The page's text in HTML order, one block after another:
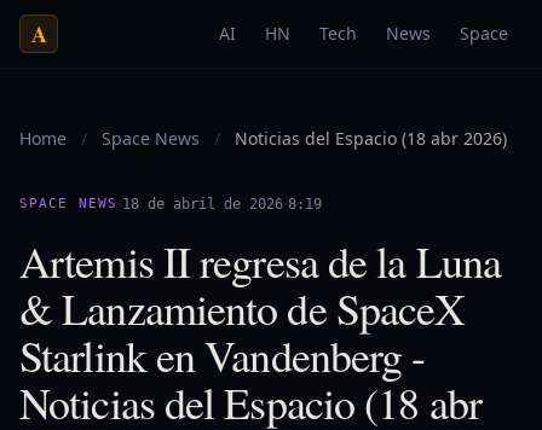
A AI HN Tech News Space
Home / Space News / Noticias del Espacio (18 abr 2026)
SPACE NEWS ·18 de abril de 2026·8:19
Artemis II regresa de la Luna
& Lanzamiento de SpaceX
Starlink en Vandenberg -
Noticias del Espacio (18 abr